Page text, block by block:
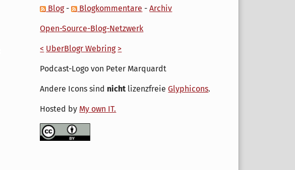
Blog- Blogkommentare -Archiv
Open-Source-Blog-Netzwerk
< UberBlogr Webring >
Podcast-Logo von Peter Marquardt
Andere Icons sind nicht lizenzfreieGlyphicons.
Hosted by My own IT.